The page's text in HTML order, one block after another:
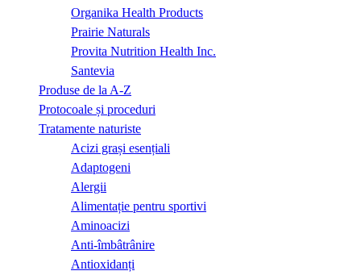
Organika Health Products
Prairie Naturals
Provita Nutrition Health Inc.
Santevia
Produse de la A-Z
Protocoale și proceduri
Tratamente naturiste
Acizi grași esențiali
Adaptogeni
Alergii
Alimentație pentru sportivi
Aminoacizi
Anti-îmbâtrânire
Antioxidanți